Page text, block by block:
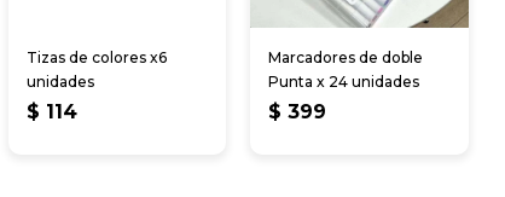
Tizas de colores x6
unidades
$ 114
Marcadores de doble
Punta x 24 unidades
$ 399